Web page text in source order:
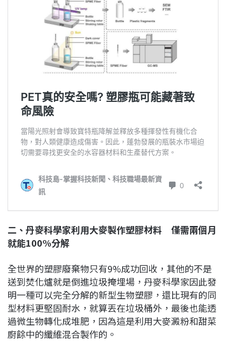
二、丹麥科學家利用大麥製作塑膠材料 僅需兩個月
就能100%分解
全世界的塑膠廢棄物只有9%成功回收，其他的不是
送到焚化爐就是倒進垃圾掩埋場，丹麥科學家因此發
明一種可以完全分解的新型生物塑膠，還比現有的同
型材料更堅固耐水，就算丟在垃圾桶外，最後也能透
過微生物轉化成堆肥，因為這是利用大麥澱粉和甜菜
廚餘中的纖維混合製作的。